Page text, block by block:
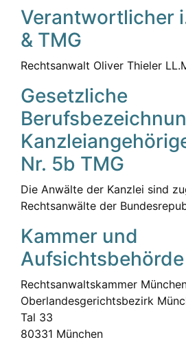
Verantwortlicher
& TMG
Rechtsanwalt Oliver Thieler
Gesetzliche
Nr. 5b TMG
Die Anwälte der Kanzlei sind
Rechtsanwälte der
Kammer und
Aufsichtsbehörde
Rechtsanwaltskammer
Oberlandesgerichtsbezirk
Tal 33
80331 München